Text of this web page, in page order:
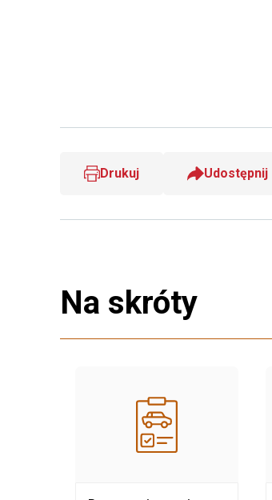
Drukuj Udostępnij
Na skróty